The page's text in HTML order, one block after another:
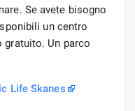
Se avete bisogno
un centro
gratuito. Un parco
Life Skanes